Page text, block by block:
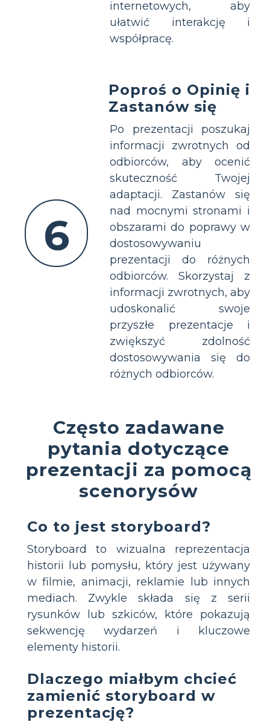
internetowych, aby
ułatwić interakcję i
współpracę.
6
Poproś o Opinię i
Zastanów się
Po prezentacji poszukaj
informacji zwrotnych od
odbiorców, aby ocenić
skuteczność Twojej
adaptacji. Zastanów się
nad mocnymi stronami i
obszarami do poprawy w
dostosowywaniu
prezentacji do różnych
odbiorców. Skorzystaj z
informacji zwrotnych, aby
udoskonalić swoje
przyszłe prezentacje i
zwiększyć zdolność
dostosowywania się do
różnych odbiorców.
Często zadawane
pytania dotyczące
prezentacji za pomocą
scenorysów
Co to jest storyboard?
Storyboard to wizualna reprezentacja
historii lub pomysłu, który jest używany
w filmie, animacji, reklamie lub innych
mediach. Zwykle składa się z serii
rysunków lub szkiców, które pokazują
sekwencję wydarzeń i kluczowe
elementy historii.
Dlaczego miałbym chcieć
zamienić storyboard w
prezentację?